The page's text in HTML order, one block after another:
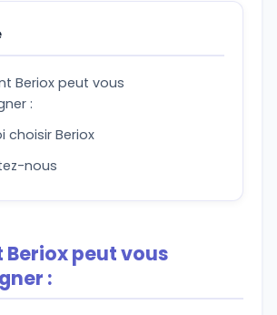
Beriox peut vous
:
choisir Beriox
nous
peut vous
: